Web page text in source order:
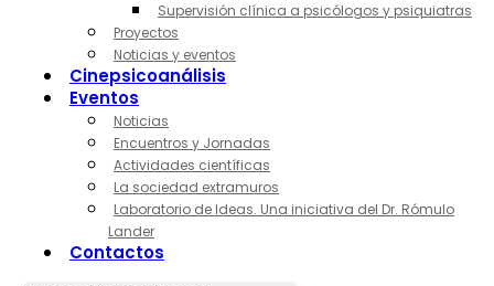
Supervisión clínica a psicólogos y psiquiatras
Proyectos
Noticias y eventos
Cinepsicoanálisis
Eventos
Noticias
Encuentros y Jornadas
Actividades científicas
La sociedad extramuros
Laboratorio de Ideas. Una iniciativa del Dr. Rómulo
Lander
Contactos